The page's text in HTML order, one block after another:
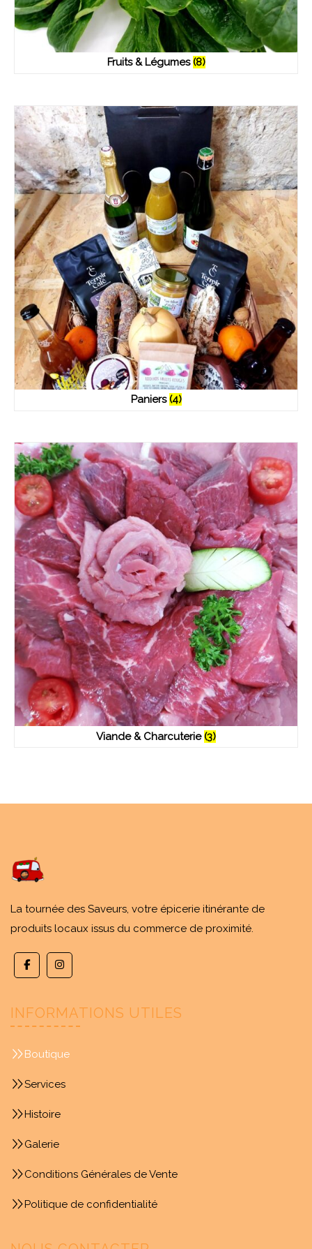
Fruits & Légumes (8)
Paniers (4)
Viande & Charcuterie (3)
La tournée des Saveurs, votre épicerie itinérante de
produits locaux issus du commerce de proximité.
INFORMATIONS UTILES
Boutique
Services
Histoire
Galerie
Conditions Générales de Vente
Politique de confidentialité